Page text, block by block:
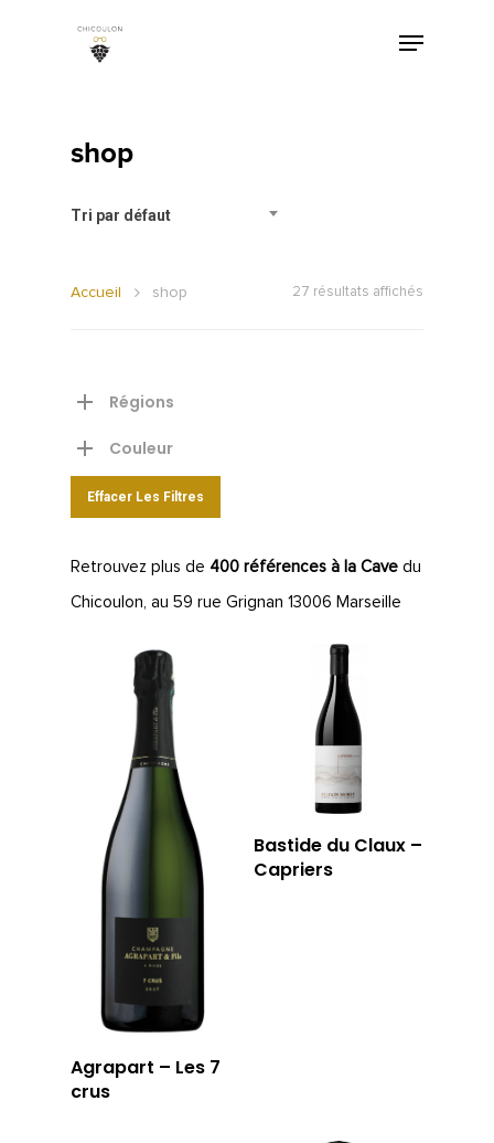
shop
Tri par défaut
27 résultats affichés
Accueil shop
Régions
Couleur
Effacer Les Filtres
Retrouvez plus de 400 références à la Cave du
Chicoulon, au 59 rue Grignan 13006 Marseille
Agrapart – Les 7
crus
Bastide du Claux –
Capriers